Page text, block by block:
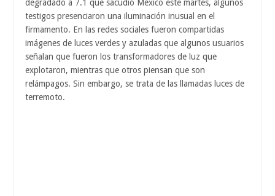
degradado a 7.1 que sacudió México este martes, algunos
testigos presenciaron una iluminación inusual en el
firmamento. En las redes sociales fueron compartidas
imágenes de luces verdes y azuladas que algunos usuarios
señalan que fueron los transformadores de luz que
explotaron, mientras que otros piensan que son
relámpagos. Sin embargo, se trata de las llamadas luces de
terremoto.